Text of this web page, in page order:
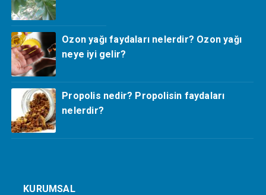
Ozon yağı faydaları nelerdir? Ozon yağı
neye iyi gelir?
Propolis nedir? Propolisin faydaları
nelerdir?
KURUMSAL